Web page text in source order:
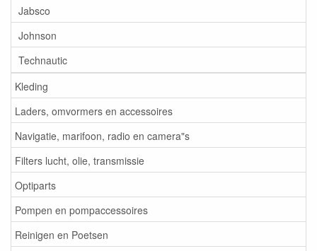
Jabsco
Johnson
Technautic
Kleding
Laders, omvormers en accessoires
Navigatie, marifoon, radio en camera"s
Filters lucht, olie, transmissie
Optiparts
Pompen en pompaccessoires
Reinigen en Poetsen